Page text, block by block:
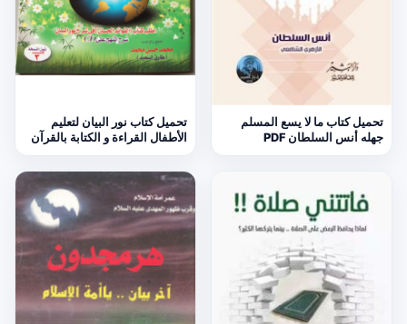
تحميل كتاب ما لا يسع المسلم
جهله أنس السلطان PDF
تحميل كتاب نور البيان لتعليم
الأطفال القراءة و الكتابة بالقرآن